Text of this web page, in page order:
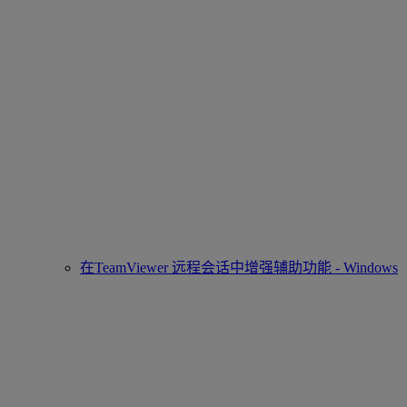
在TeamViewer 远程会话中增强辅助功能 - Windows